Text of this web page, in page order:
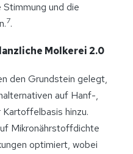
und die
7.
Molkerei 2.0
den Grundstein gelegt,
auf Hanf-,
hinzu.
Mikronährstoffdichte
optimiert, wobei